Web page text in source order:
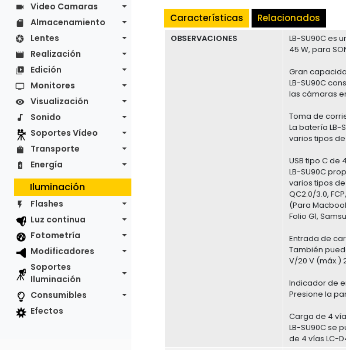
Video Camaras
Almacenamiento
Lentes
Realización
Edición
Monitores
Visualización
Sonido
Soportes Vídeo
Transporte
Energía
Iluminación
Flashes
Luz continua
Fotometría
Modificadores
Soportes
Iluminación
Consumibles
Efectos
Características Relacionados
OBSERVACIONES
LB-SU90C es
45 W, para
Gran
LB-SU90C
las cámaras
Toma de
La batería LB-
varios tipos
USB tipo C de
LB-SU90C
varios tipos
QC2.0/3.0,
(Para
Folio G1,
Entrada de
También
V/20 V (máx.)
Indicador de
Presione la
Carga de 4
LB-SU90C se
de 4 vías LC-